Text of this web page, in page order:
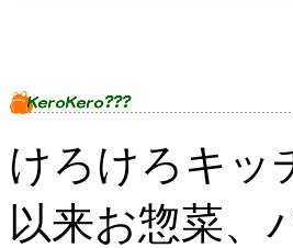
けろけろキッ
以来お惣菜、